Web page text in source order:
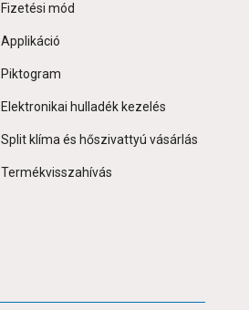
Fizetési mód
Applikáció
Piktogram
Elektronikai hulladék kezelés
Split klíma és hőszivattyú vásárlás
Termékvisszahívás